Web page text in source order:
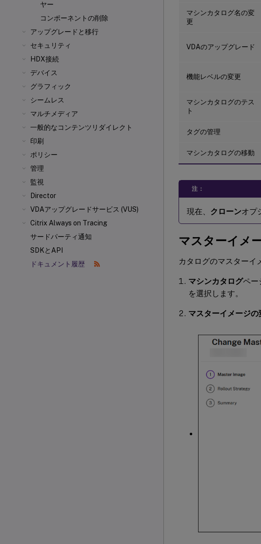
ヤー
コンポーネントの削除
アップグレードと移行
セキュリティ
HDX接続
デバイス
グラフィック
シームレス
マルチメディア
一般的なコンテンツリダイレクト
印刷
ポリシー
管理
監視
Director
VDAアップグレードサービス (VUS)
Citrix Always on Tracing
サードパーティ通知
SDKとAPI
ドキュメント履歴
マシンカタログ名の変
更
VDAのアップグレード
機能レベルの変更
マシンカタログのテス
ト
タグの管理
マシンカタログの移動
注：
現在、 クローンオプ
マスターイメ
カタログのマスターイ
マシンカタログペー
を選択します。
マスターイメージの